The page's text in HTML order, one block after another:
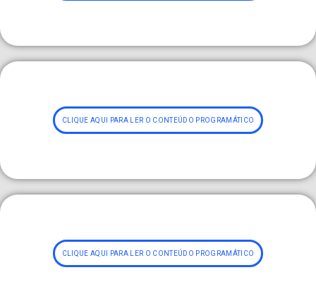
CLIQUE AQUI PARA LER O CONTEÚDO PROGRAMÁTICO
CLIQUE AQUI PARA LER O CONTEÚDO PROGRAMÁTICO